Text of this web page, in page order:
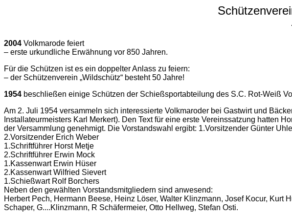
2004 Volkmarode feiert
– erste urkundliche Erwähnung vor 850 Jahren.
Für die Schützen ist es ein doppelter Anlass zu feiern:
– der Schützenverein „Wildschütz“ besteht 50 Jahre!
1954 beschließen einige Schützen der Schießsportabteilung des S.C. Rot-Weiß
Am 2. Juli 1954 versammeln sich interessierte Volkmaroder bei Gastwirt und
Installateurmeisters Karl Merkert). Den Text für eine erste Vereinssatzung hatten
der Versammlung genehmigt. Die Vorstandswahl ergibt: 1.Vorsitzender Günter
2.Vorsitzender Erich Weber
1.Schriftführer Horst Metje
2.Schriftführer Erwin Mock
1.Kassenwart Erwin Hüser
2.Kassenwart Wilfried Sievert
1.Schießwart Rolf Borchers
Neben den gewählten Vorstandsmitgliedern sind anwesend:
Herbert Pech, Hermann Beese, Heinz Löser, Walter Klinzmann, Josef Kocur, Kurt
Schaper, G....Klinzmann, R Schäfermeier, Otto Hellweg, Stefan Osti.